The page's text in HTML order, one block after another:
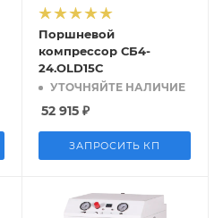
Поршневой
компрессор СБ4-
24.OLD15С
УТОЧНЯЙТЕ НАЛИЧИЕ
52 915 ₽
ЗАПРОСИТЬ КП